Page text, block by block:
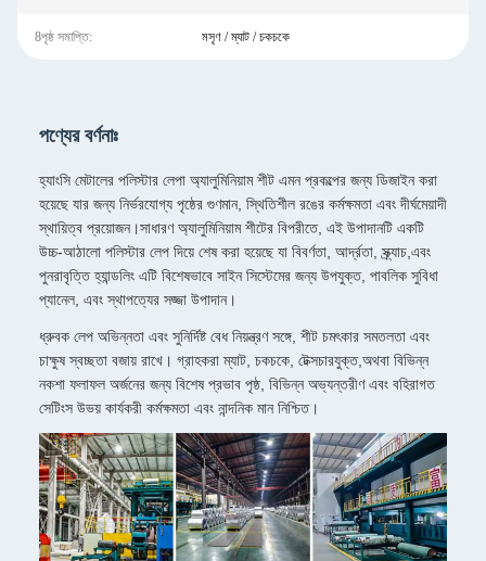
8পৃষ্ঠ সমাপ্তি: মসৃণ / ম্যাট / চকচকে
পণ্যের বর্ণনাঃ
হ্যাংসি মেটালের পলিস্টার লেপা অ্যালুমিনিয়াম শীট এমন প্রকল্পের জন্য ডিজাইন করা
হয়েছে যার জন্য নির্ভরযোগ্য পৃষ্ঠের গুণমান, স্থিতিশীল রঙের কর্মক্ষমতা এবং দীর্ঘমেয়াদী
স্থায়িত্ব প্রয়োজন।সাধারণ অ্যালুমিনিয়াম শীটের বিপরীতে, এই উপাদানটি একটি
উচ্চ-আঠালো পলিস্টার লেপ দিয়ে শেষ করা হয়েছে যা বিবর্ণতা, আর্দ্রতা, স্ক্র্যাচ,এবং
পুনরাবৃত্তি হ্যান্ডলিং এটি বিশেষভাবে সাইন সিস্টেমের জন্য উপযুক্ত, পাবলিক সুবিধা
প্যানেল, এবং স্থাপত্যের সজ্জা উপাদান।
ধ্রুবক লেপ অভিন্নতা এবং সুনির্দিষ্ট বেধ নিয়ন্ত্রণ সঙ্গে, শীট চমৎকার সমতলতা এবং
চাক্ষুষ স্বচ্ছতা বজায় রাখে। গ্রাহকরা ম্যাট, চকচকে, টেক্সচারযুক্ত,অথবা বিভিন্ন
নকশা ফলাফল অর্জনের জন্য বিশেষ প্রভাব পৃষ্ঠ, বিভিন্ন অভ্যন্তরীণ এবং বহিরাগত
সেটিংস উভয় কার্যকরী কর্মক্ষমতা এবং নান্দনিক মান নিশ্চিত।